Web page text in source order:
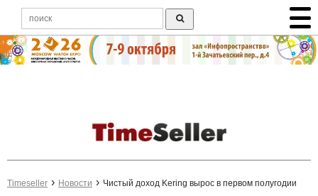
Timeseller Новости Чистый доход Kering вырос в первом полугодии